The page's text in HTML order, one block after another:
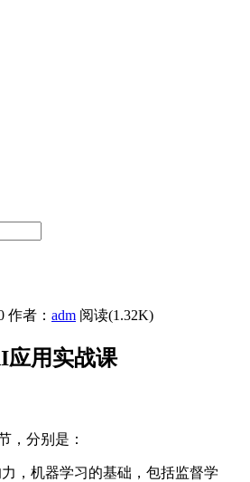
作者： adm 阅读(1.32K)
应用实战课
，分别是：
，机器学习的基础，包括监督学